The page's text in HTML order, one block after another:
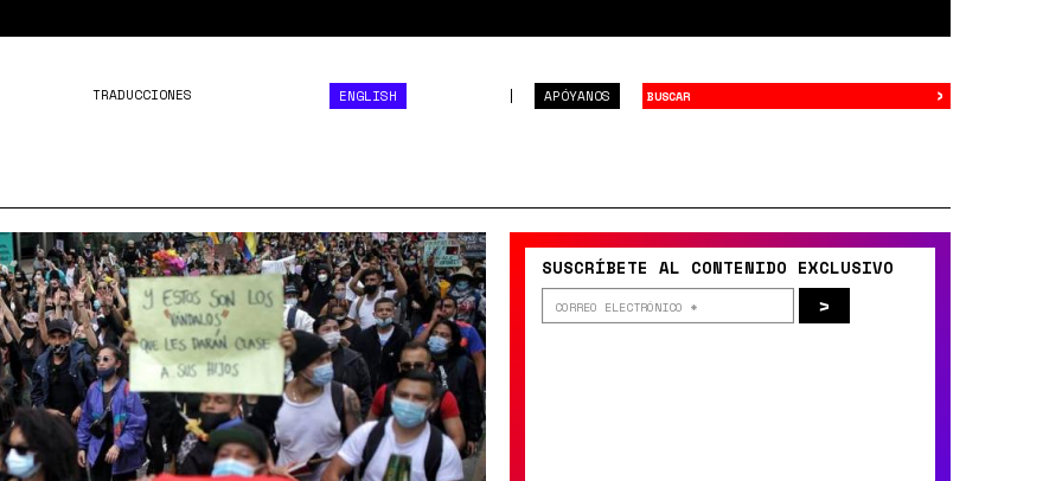
APÓYANOS
TRADUCCIONES ENGLISH ›
SUSCRÍBETE AL CONTENIDO EXCLUSIVO
>